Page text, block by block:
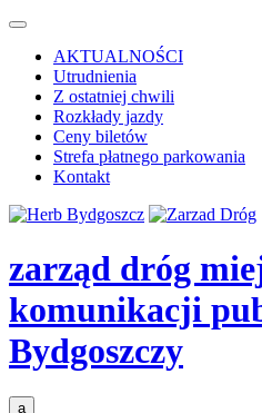
AKTUALNOŚCI
Utrudnienia
Z ostatniej chwili
Rozkłady jazdy
Ceny biletów
Strefa płatnego parkowania
Kontakt
zarząd dróg
komunikacji
Bydgoszczy
a